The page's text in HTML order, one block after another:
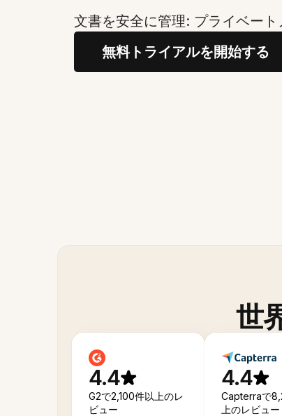
文書を安全に管理: プライベー
無料トライアルを開始する
世
4.4
G2で2,100件以上のレ
ビュー
4.4
Capterraで
上のレビュー